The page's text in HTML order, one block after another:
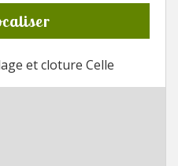
et cloture Celle